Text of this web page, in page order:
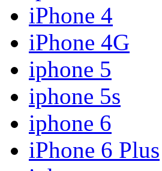
iPhone 4
iPhone 4G
iphone 5
iphone 5s
iphone 6
iPhone 6 Plus